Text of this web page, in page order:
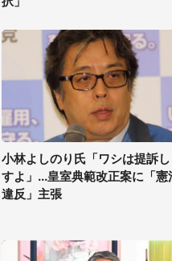
小林よしのり氏「ワシは提訴
すよ」...皇室典範改正案に「憲
違反」主張